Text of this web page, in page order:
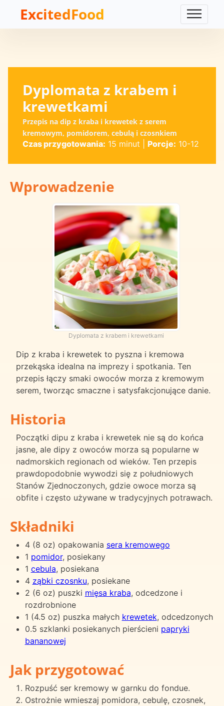
ExcitedFood
Dyplomata z krabem i
krewetkami
Przepis na dip z kraba i krewetek z serem
kremowym, pomidorem, cebulą i czosnkiem
Czas przygotowania: 15 minut Porcje: 10-12
Wprowadzenie
Dyplomata z krabem i krewetkami
Dip z kraba i krewetek to pyszna i kremowa
przekąska idealna na imprezy i spotkania. Ten
przepis łączy smaki owoców morza z kremowym
serem, tworząc smaczne i satysfakcjonujące danie.
Historia
Początki dipu z kraba i krewetek nie są do końca
jasne, ale dipy z owoców morza są popularne w
nadmorskich regionach od wieków. Ten przepis
prawdopodobnie wywodzi się z południowych
Stanów Zjednoczonych, gdzie owoce morza są
obfite i często używane w tradycyjnych potrawach.
Składniki
4 (8 oz) opakowania sera kremowego
1 pomidor, posiekany
1 cebula, posiekana
4 ząbki czosnku, posiekane
2 (6 oz) puszki mięsa kraba, odcedzone i
rozdrobnione
1 (4.5 oz) puszka małych krewetek, odcedzonych
0.5 szklanki posiekanych pierścieni papryki
bananowej
Jak przygotować
Rozpuść ser kremowy w garnku do fondue.
Ostrożnie wmieszaj pomidora, cebulę, czosnek,